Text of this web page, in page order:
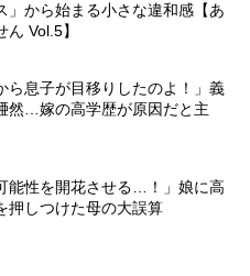
」から始まる小さな違和感【あ
Vol.5】
ら息子が目移りしたのよ！」義
然…嫁の高学歴が原因だと主
能性を開花させる…！」娘に高
押しつけた母の大誤算